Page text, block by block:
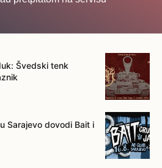
Švedski tenk
Sarajevo dovodi Bait i